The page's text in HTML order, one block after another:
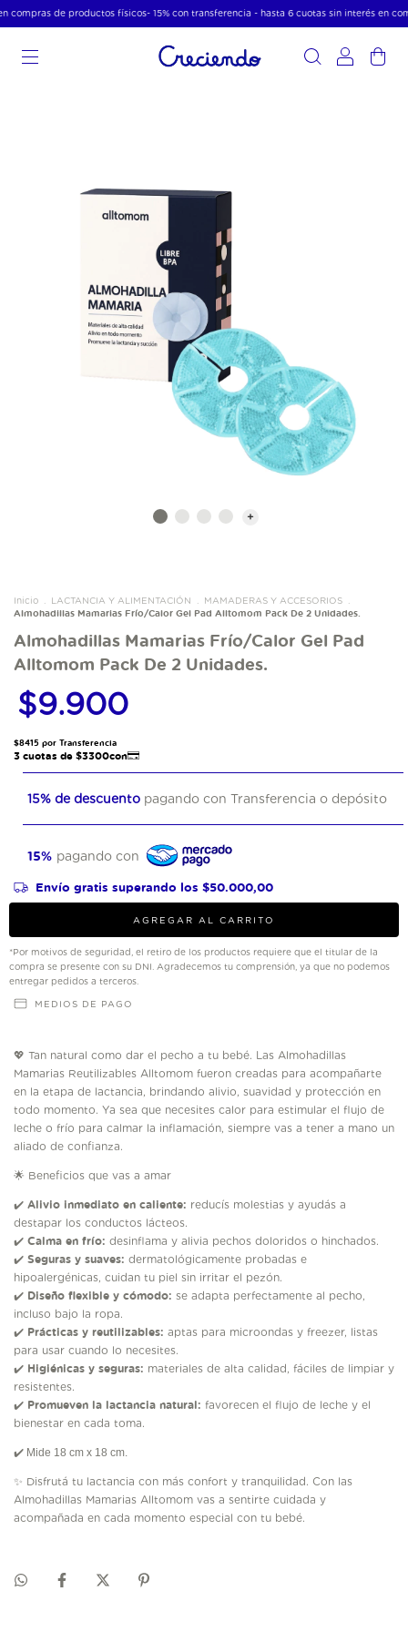
de productos físicos- 15% con transferencia - hasta 6 cuotas sin interés en
Inicio LACTANCIA Y ALIMENTACIÓN MAMADERAS Y ACCESORIOS
Almohadillas Mamarias Frío/Calor Gel Pad Alltomom Pack De 2 Unidades.
Almohadillas Mamarias Frío/Calor Gel Pad
Alltomom Pack De 2 Unidades.
$9.900
15% de descuento pagando con Transferencia o depósito
15% pagando con
Envío gratissuperando los$50.000,00
*Por motivos de seguridad, el retiro de los productos requiere que el titular de la
compra se presente con su DNI. Agradecemos tu comprensión, ya que no podemos
entregar pedidos a terceros.
MEDIOS DE PAGO
💖 Tan natural como dar el pecho a tu bebé. Las Almohadillas
Mamarias Reutilizables Alltomom fueron creadas para acompañarte
en la etapa de lactancia, brindando alivio, suavidad y protección en
todo momento. Ya sea que necesites calor para estimular el flujo de
leche o frío para calmar la inflamación, siempre vas a tener a mano un
aliado de confianza.
🌟 Beneficios que vas a amar
✔️ Alivio inmediato en caliente: reducís molestias y ayudás a
destapar los conductos lácteos.
✔️ Calma en frío: desinflama y alivia pechos doloridos o hinchados.
✔️ Seguras y suaves: dermatológicamente probadas e
hipoalergénicas, cuidan tu piel sin irritar el pezón.
✔️ Diseño flexible y cómodo: se adapta perfectamente al pecho,
incluso bajo la ropa.
✔️ Prácticas y reutilizables: aptas para microondas y freezer, listas
para usar cuando lo necesites.
✔️ Higiénicas y seguras: materiales de alta calidad, fáciles de limpiar y
resistentes.
✔️ Promueven la lactancia natural: favorecen el flujo de leche y el
bienestar en cada toma.
✔️ Mide 18 cm x 18 cm.
✨ Disfrutá tu lactancia con más confort y tranquilidad. Con las
Almohadillas Mamarias Alltomom vas a sentirte cuidada y
acompañada en cada momento especial con tu bebé.